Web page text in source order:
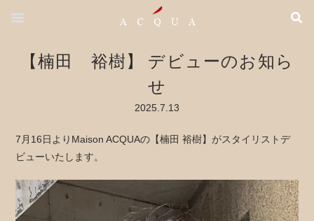
【楠田 裕樹】 デビューのお知ら
せ
2025.7.13
7月16日よりMaison ACQUAの【楠田 裕樹】がスタイリストデ
ビューいたします。